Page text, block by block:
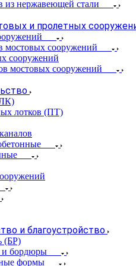
из нержавеющей стали
и пролетных
мостовых сооружений
сооружений
мостовых сооружений
лотков (ПТ)
и благоустройство
(БР)
и бордюры
формы